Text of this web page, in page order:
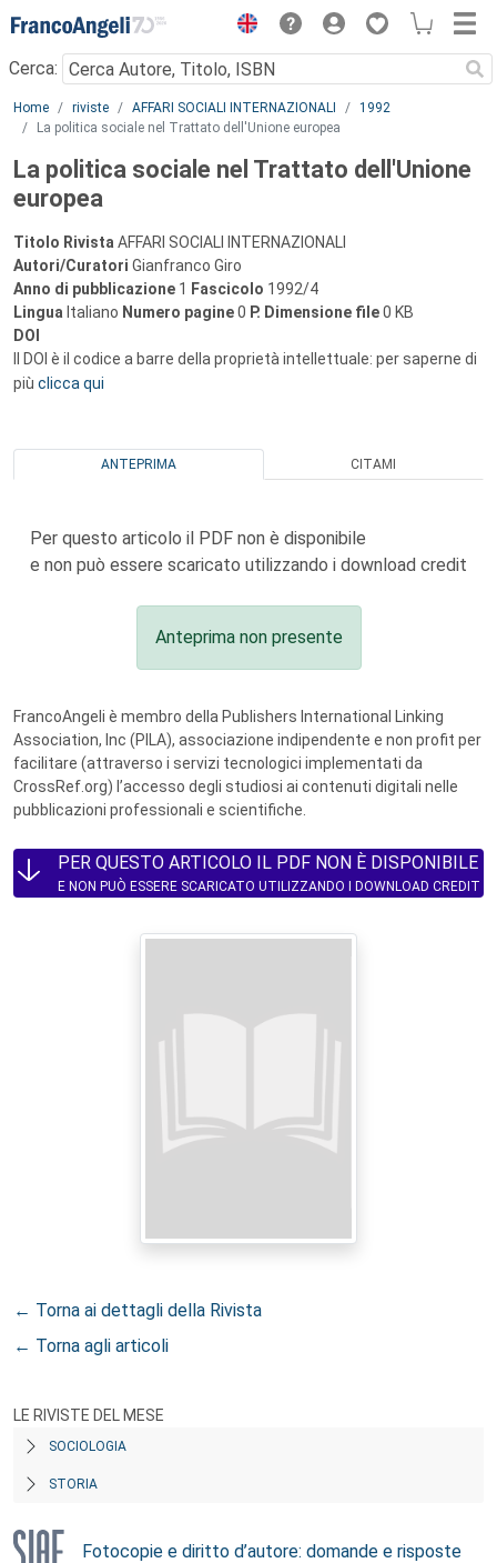
Menu
Cerca:
Main content
Home riviste AFFARI SOCIALI INTERNAZIONALI
1992
La politica sociale nel Trattato dell'Unione europea
La politica sociale nel Trattato dell'Unione
europea
Titolo Rivista AFFARI SOCIALI INTERNAZIONALI
Autori/Curatori Gianfranco Giro
Anno di pubblicazione 1 Fascicolo 1992/4
Lingua Italiano Numero pagine0 P. Dimensione file0 KB
DOI
Il DOI è il codice a barre della proprietà intellettuale: per saperne di
più clicca qui
ANTEPRIMA CITAMI
Per questo articolo il PDF non è disponibile
e non può essere scaricato utilizzando i download credit
Anteprima non presente
FrancoAngeli è membro della Publishers International Linking
Association, Inc (PILA), associazione indipendente e non profit per
facilitare (attraverso i servizi tecnologici implementati da
CrossRef.org) l’accesso degli studiosi ai contenuti digitali nelle
pubblicazioni professionali e scientifiche.
PER QUESTO ARTICOLO IL PDF NON È DISPONIBILE
E NON PUÒ ESSERE SCARICATO UTILIZZANDO I DOWNLOAD CREDIT
← Torna ai dettagli della Rivista
← Torna agli articoli
LE RIVISTE DEL MESE
SOCIOLOGIA
STORIA
Fotocopie e diritto d’autore: domande e risposte